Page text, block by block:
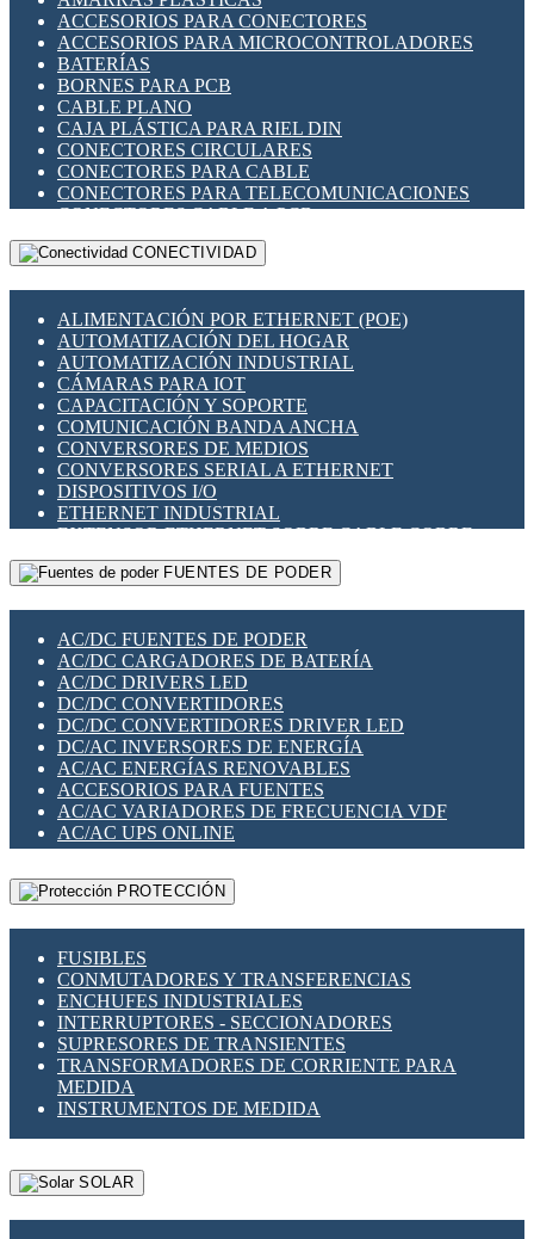
INDICADORES PARA PANEL
INTERFACES DE RELÉ
INTERRUPTORES FIN DE CARRERA
LLAVES CONMUTADORAS
MEDIDORES DE ENERGÍA Y TC'S DE CORRIENTE
MOTORES PASO A PASO
PANTALLAS HMI
PLC -CONTROLADORES LÓGICO PROGRAMABLES
PROGRAMADORES DE HORARIO
RELÉS DE PROTECCIÓN
SENSORES CAPACITIVOS
SENSORES INDUCTIVOS
TEMPORIZADORES
VARIACS
VARIADORES DE FRECUENCIA [VDF]
SECCIONADORES - INTERRUPTORES
MAQUINARIA
ACCESORIOS PARA CONECTORES
ACCESORIOS PARA MICROCONTROLADORES
BATERÍAS
BORNES PARA PCB
CABLE PLANO
CAJA PLÁSTICA PARA RIEL DIN
CONECTORES CIRCULARES
CONECTORES PARA CABLE
CONECTORES PARA TELECOMUNICACIONES
CONECTORES CABLE A PCB
CONECTORES PCB A CABLE
DIP SWITCHES
HERRAMIENTAS VARIAS
ILUMINACIÓN LED
INTERRUPTORES REED
INTERFACES DE RELÉ
OTROS RELÉS
PROTECCIÓN TÉRMICA
RELÉS AUTOMOTRICES
RELÉS DE SEÑAL
RELÉS DE ESTADO SÓLIDO SSR
RELÉS INDUSTRIALES
RELÉS MINIATURA DE POTENCIA
SENSORES MAGNÉTICOS
SWITCH Y MICROSWITCH
TARJETAS PI
UNIÓN Y DERIVACIÓN DE CABLE
CONECTIVIDAD
ALIMENTACIÓN POR ETHERNET (POE)
AUTOMATIZACIÓN DEL HOGAR
AUTOMATIZACIÓN INDUSTRIAL
CÁMARAS PARA IOT
CAPACITACIÓN Y SOPORTE
COMUNICACIÓN BANDA ANCHA
CONVERSORES DE MEDIOS
CONVERSORES SERIAL A ETHERNET
DISPOSITIVOS I/O
ETHERNET INDUSTRIAL
EXTENSOR ETHERNET SOBRE CABLE COBRE
GATEWAY LORAWAN
GESTIÓN DE REDES
PLACAS MODULARES IOT
SWITCHES Y REDES WIFI
SOLUCIONES IOT
SOLUCIONES LORAWAN
SOLUCIONES RED CELULAR
SEGURIDAD PARA REDES
SWITCHES LAN
TELEFONÍA IP (VOIP)
VIGILANCIA IP (CCTV)
MESHTASTIC
FUENTES DE PODER
AC/DC FUENTES DE PODER
AC/DC CARGADORES DE BATERÍA
AC/DC DRIVERS LED
DC/DC CONVERTIDORES
DC/DC CONVERTIDORES DRIVER LED
DC/AC INVERSORES DE ENERGÍA
AC/AC ENERGÍAS RENOVABLES
ACCESORIOS PARA FUENTES
AC/AC VARIADORES DE FRECUENCIA VDF
AC/AC UPS ONLINE
PROTECCIÓN
FUSIBLES
CONMUTADORES Y TRANSFERENCIAS
ENCHUFES INDUSTRIALES
INTERRUPTORES - SECCIONADORES
SUPRESORES DE TRANSIENTES
TRANSFORMADORES DE CORRIENTE PARA
MEDIDA
INSTRUMENTOS DE MEDIDA
SOLAR